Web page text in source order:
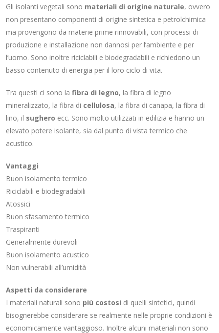
Gli isolanti vegetali sono materiali di origine naturale, ovvero
non presentano componenti di origine sintetica e petrolchimica
ma provengono da materie prime rinnovabili, con processi di
produzione e installazione non dannosi per l’ambiente e per
l’uomo. Sono inoltre riciclabili e biodegradabili e richiedono un
basso contenuto di energia per il loro ciclo di vita.
Tra questi ci sono la fibra di legno, la fibra di legno
mineralizzato, la fibra di cellulosa, la fibra di canapa, la fibra di
lino, il sughero ecc. Sono molto utilizzati in edilizia e hanno un
elevato potere isolante, sia dal punto di vista termico che
acustico.
Vantaggi
Buon isolamento termico
Riciclabili e biodegradabili
Atossici
Buon sfasamento termico
Traspiranti
Generalmente durevoli
Buon isolamento acustico
Non vulnerabili all’umidità
Aspetti da considerare
I materiali naturali sono più costosi di quelli sintetici, quindi
bisognerebbe considerare se realmente nelle proprie condizioni è
economicamente vantaggioso. Inoltre alcuni materiali non sono